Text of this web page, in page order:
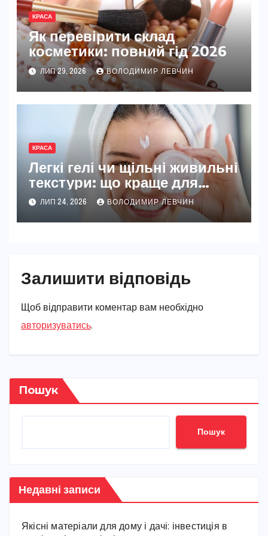
КРАСА
Як перевірити склад
косметики: повний гід 2026
ЛИП 29, 2026 ВОЛОДИМИР ЛЕВЧИН
КРАСА
Легкі гелі чи щільні живильні
текстури: що краще для
правильного завершення
догляду
ЛИП 24, 2026 ВОЛОДИМИР ЛЕВЧИН
Залишити відповідь
Щоб відправити коментар вам необхідно
авторизуватись.
Пошук
Пошук
Недавні записи
Якісні матеріали для дому і дачі: інвестиція в